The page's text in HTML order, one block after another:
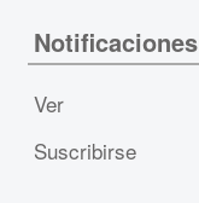
Notificaciones
Ver
Suscribirse